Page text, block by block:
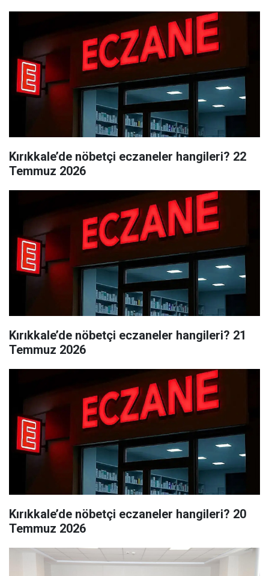
Kırıkkale’de nöbetçi eczaneler hangileri? 22
Temmuz 2026
Kırıkkale’de nöbetçi eczaneler hangileri? 21
Temmuz 2026
Kırıkkale’de nöbetçi eczaneler hangileri? 20
Temmuz 2026